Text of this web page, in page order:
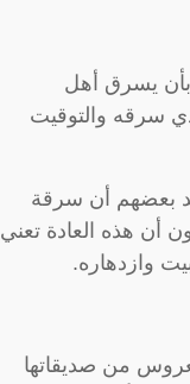
بأن يسرق أهل
سرقه والتوقيت
بعضهم أن سرقة
أن هذه العادة تعني
وازدهاره.
من صديقاتها